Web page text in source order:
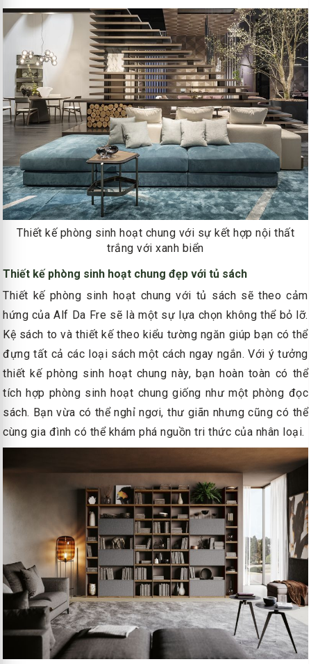
Thiết kế phòng sinh hoạt chung với sự kết hợp nội thất
trắng với xanh biển
Thiết kế phòng sinh hoạt chung đẹp với tủ sách
Thiết kế phòng sinh hoạt chung với tủ sách sẽ theo cảm
hứng của Alf Da Fre sẽ là một sự lựa chọn không thể bỏ lỡ.
Kệ sách to và thiết kế theo kiểu tường ngăn giúp bạn có thể
đựng tất cả các loại sách một cách ngay ngắn. Với ý tưởng
thiết kế phòng sinh hoạt chung này, bạn hoàn toàn có thể
tích hợp phòng sinh hoạt chung giống như một phòng đọc
sách. Bạn vừa có thể nghỉ ngơi, thư giãn nhưng cũng có thể
cùng gia đình có thể khám phá nguồn tri thức của nhân loại.